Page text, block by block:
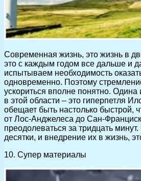
Современная жизнь, это жизнь в
это с каждым годом все дальше и
испытываем необходимость
одновременно. Поэтому
ускориться вполне понятно. Одина
в этой области – это гиперпетля
обещает быть настолько быстрой,
от Лос-Анджелеса до Сан-
преодолеваться за тридцать
десятки, и внедрение их в жизнь,
10. Супер материалы